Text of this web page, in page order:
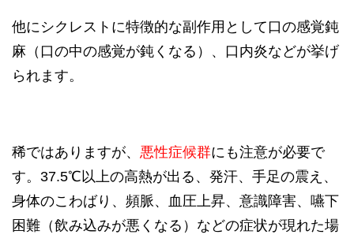
他にシクレストに特徴的な副作用として口の感覚鈍
麻（口の中の感覚が鈍くなる）、口内炎などが挙げ
られます。
稀ではありますが、 悪性症候群にも注意が必要で
す。37.5℃以上の高熱が出る、発汗、手足の震え、
身体のこわばり、頻脈、血圧上昇、意識障害、嚥下
困難（飲み込みが悪くなる）などの症状が現れた場